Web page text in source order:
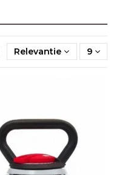
Relevantie 9